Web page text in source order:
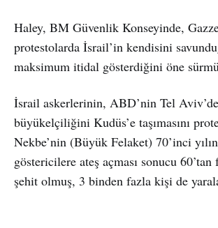
Haley, BM Güvenlik Konseyinde,
protestolarda İsrail’in kendisini
maksimum itidal gösterdiğini öne
İsrail askerlerinin, ABD’nin Tel
büyükelçiliğini Kudüs’e taşımasını
Nekbe’nin (Büyük Felaket) 70’inci
göstericilere ateş açması sonucu
şehit olmuş, 3 binden fazla kişi de